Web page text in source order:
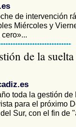
de intervención
Miércoles y
de la
toda la gestión de
para el próximo
Sur, con el fin de